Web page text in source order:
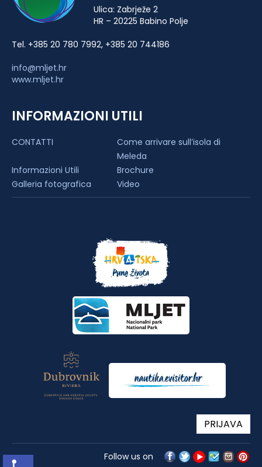
Ulica: Zabrježe 2
HR – 20225 Babino Polje
Tel. +385 20 780 7992, +385 20 744186
info@mljet.hr
www.mljet.hr
INFORMAZIONI UTILI
CONTATTI
Come arrivare sull’isola di
Meleda
Informazioni Utili
Brochure
Galleria fotografica
Video
PRIJAVA
Follow us on